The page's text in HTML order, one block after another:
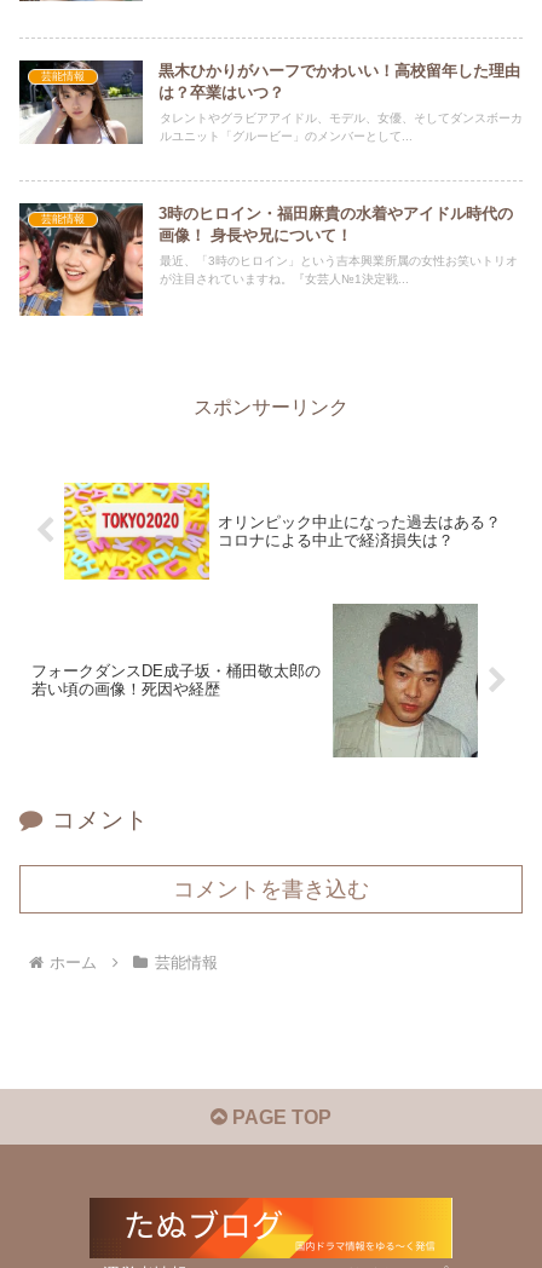
芸能情報
黒木ひかりがハーフでかわいい！高校留年した理由
は？卒業はいつ？
タレントやグラビアアイドル、モデル、女優、そしてダンスボーカ
ルユニット「グルービー」のメンバーとして...
芸能情報
3時のヒロイン・福田麻貴の水着やアイドル時代の
画像！ 身長や兄について！
最近、「3時のヒロイン」という吉本興業所属の女性お笑いトリオ
が注目されていますね。『女芸人№1決定戦...
スポンサーリンク
オリンピック中止になった過去はある？
コロナによる中止で経済損失は？
フォークダンスDE成子坂・桶田敬太郎の
若い頃の画像！死因や経歴
コメント
コメントを書き込む
ホーム 芸能情報
PAGE TOP